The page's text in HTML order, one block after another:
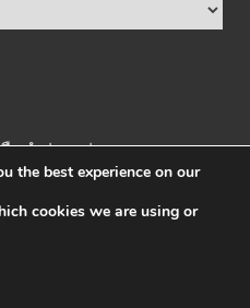
อทำง่ายอร่อยมาก
เมนูพิซซ่าแบบฉบับ
อยสูตรอิตาเลียนแท้ๆ
ทำง่ายสุขภาพดี
the best experience on our
cookies we are using or